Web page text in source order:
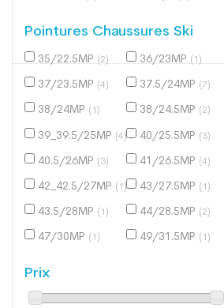
Pointures Chaussures Ski
35/22.5MP (2) 36/23MP (1)
37/23.5MP (4) 37.5/24MP (7)
38/24MP (1) 38/24.5MP (2)
39_39.5/25MP (4) 40/25.5MP (3)
40.5/26MP (3) 41/26.5MP (4)
42_42.5/27MP (1) 43/27.5MP (1)
43.5/28MP (1) 44/28.5MP (2)
47/30MP (1) 49/31.5MP (1)
Prix